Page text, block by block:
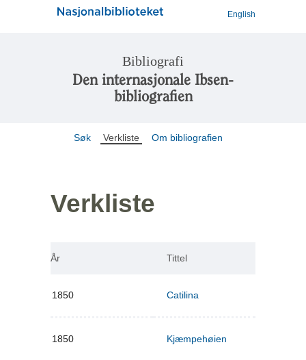
English
Bibliografi
Den internasjonale Ibsen-
bibliografien
Søk Verkliste Om bibliografien
Verkliste
År Tittel
1850 Catilina
1850 Kjæmpehøien